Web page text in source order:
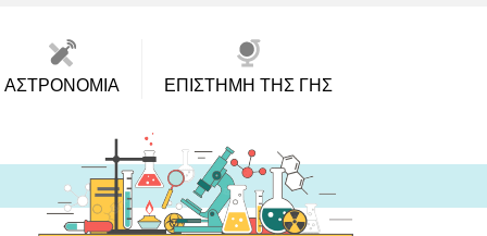
ΑΣΤΡΟΝΟΜΊΑ ΕΠΙΣΤΉΜΗ ΤΗΣ ΓΗΣ